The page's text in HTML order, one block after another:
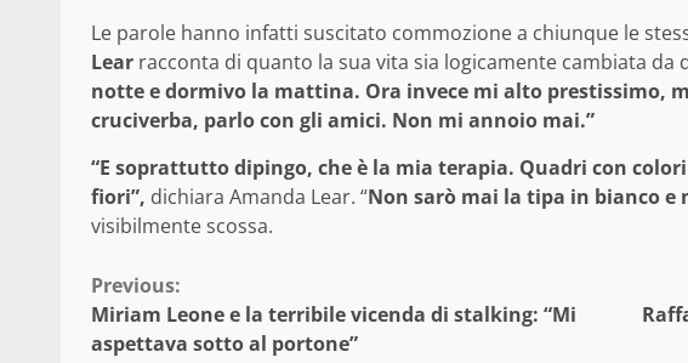
Le parole hanno infatti suscitato commozione a chiunque le
Lear racconta di quanto la sua vita sia logicamente cambiata
notte e dormivo la mattina. Ora invece mi alto prestissimo,
cruciverba, parlo con gli amici. Non mi annoio mai.”
“E soprattutto dipingo, che è la mia terapia. Quadri con
fiori”, dichiara Amanda Lear. “Non sarò mai la tipa in bianco e
visibilmente scossa.
Continue
Reading
Previous:
Miriam Leone e la terribile vicenda di stalking: “Mi
aspettava sotto al portone”